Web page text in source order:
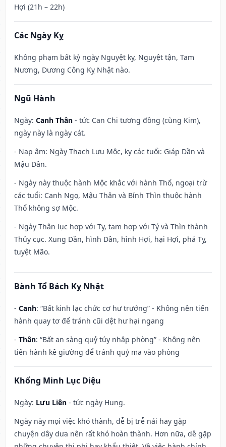
Hợi (21h – 22h)
Các Ngày Kỵ
Không phạm bất kỳ ngày Nguyệt kỵ, Nguyệt tận, Tam
Nương, Dương Công Kỵ Nhật nào.
Ngũ Hành
Ngày: Canh Thân - tức Can Chi tương đồng (cùng Kim),
ngày này là ngày cát.
- Nạp âm: Ngày Thạch Lựu Mộc, kỵ các tuổi: Giáp Dần và
Mậu Dần.
- Ngày này thuộc hành Mộc khắc với hành Thổ, ngoại trừ
các tuổi: Canh Ngọ, Mậu Thân và Bính Thìn thuộc hành
Thổ không sợ Mộc.
- Ngày Thân lục hợp với Tỵ, tam hợp với Tý và Thìn thành
Thủy cục. Xung Dần, hình Dần, hình Hợi, hại Hợi, phá Tỵ,
tuyệt Mão.
Bành Tổ Bách Kỵ Nhật
- Canh: “Bất kinh lạc chức cơ hư trướng” - Không nên tiến
hành quay tơ để tránh cũi dệt hư hại ngang
- Thân: “Bất an sàng quỷ túy nhập phòng” - Không nên
tiến hành kê giường để tránh quỷ ma vào phòng
Khổng Minh Lục Diệu
Ngày: Lưu Liên - tức ngày Hung.
Ngày này mọi việc khó thành, dễ bị trễ nải hay gặp
chuyện dây dưa nên rất khó hoàn thành. Hơn nữa, dễ gặp